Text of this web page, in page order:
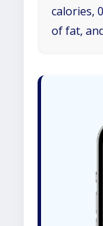
calories,
of fat,